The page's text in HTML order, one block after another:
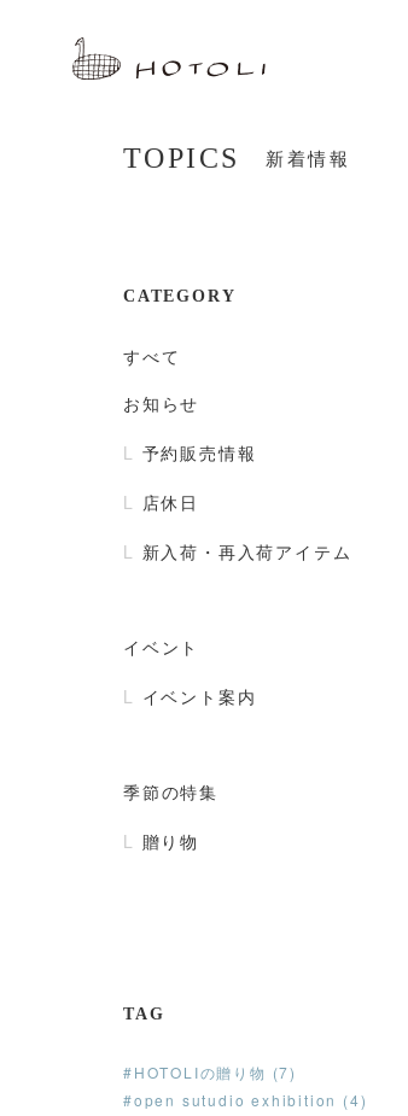
TOPICS 新着情報
CATEGORY
すべて
お知らせ
予約販売情報
店休日
新入荷・再入荷アイテム
イベント
イベント案内
季節の特集
贈り物
TAG
#HOTOLIの贈り物 (7)
#open sutudio exhibition (4)